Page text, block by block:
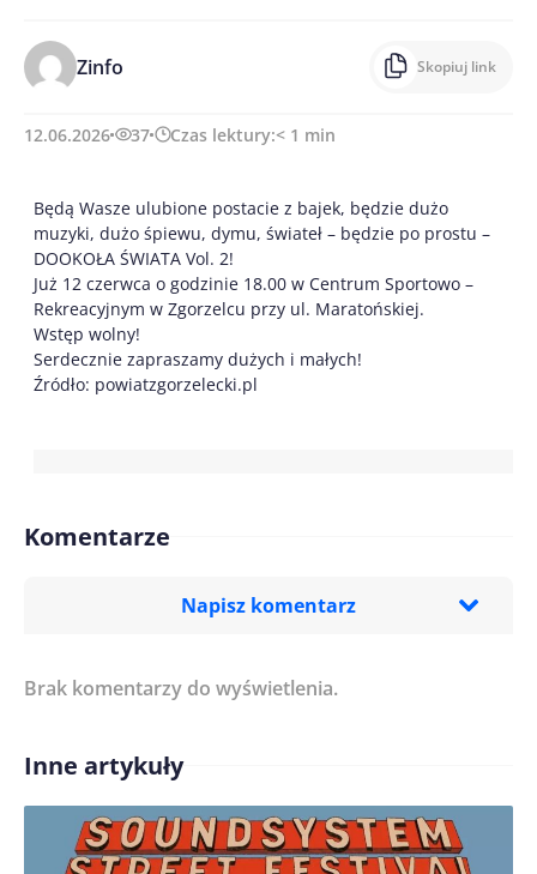
Zinfo Skopiuj link
12.06.2026 37 Czas lektury:< 1 min
Będą Wasze ulubione postacie z bajek, będzie dużo
muzyki, dużo śpiewu, dymu, świateł – będzie po prostu –
DOOKOŁA ŚWIATA Vol. 2!
Już 12 czerwca o godzinie 18.00 w Centrum Sportowo –
Rekreacyjnym w Zgorzelcu przy ul. Maratońskiej.
Wstęp wolny!
Serdecznie zapraszamy dużych i małych!
Źródło: powiatzgorzelecki.pl
Komentarze
Napisz komentarz
Treść komentarza*
Imię/ Nick*
Brak komentarzy do wyświetlenia.
Inne artykuły